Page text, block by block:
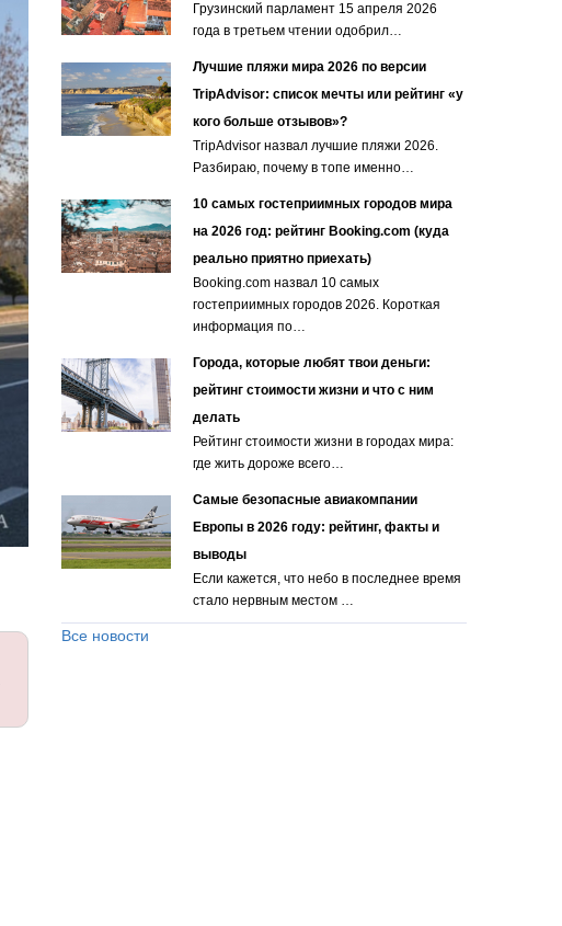
Грузинский парламент 15 апреля 2026
года в третьем чтении одобрил…
Лучшие пляжи мира 2026 по версии
TripAdvisor: список мечты или рейтинг «у
кого больше отзывов»?
TripAdvisor назвал лучшие пляжи 2026.
Разбираю, почему в топе именно…
10 самых гостеприимных городов мира
на 2026 год: рейтинг Booking.com (куда
реально приятно приехать)
Booking.com назвал 10 самых
гостеприимных городов 2026. Короткая
информация по…
Города, которые любят твои деньги:
рейтинг стоимости жизни и что с ним
делать
Рейтинг стоимости жизни в городах мира:
где жить дороже всего…
Самые безопасные авиакомпании
Европы в 2026 году: рейтинг, факты и
выводы
Если кажется, что небо в последнее время
стало нервным местом …
Все новости